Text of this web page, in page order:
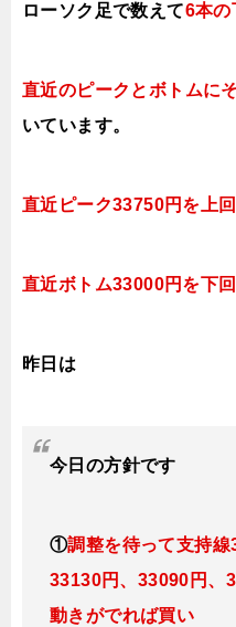
ローソク足で数えて6本の
直近のピークとボトムに
いています。
直近ピーク33750円を上
直近ボトム33000円を下
昨日は
今日 の方針です
①調整を待って支持線
33130円、33090円、
動きがでれば買い